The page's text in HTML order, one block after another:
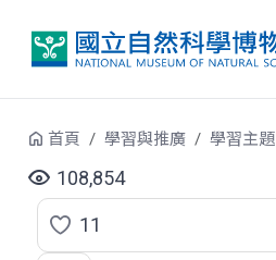
首頁 學習與推廣 學習主題
108,854
點
11